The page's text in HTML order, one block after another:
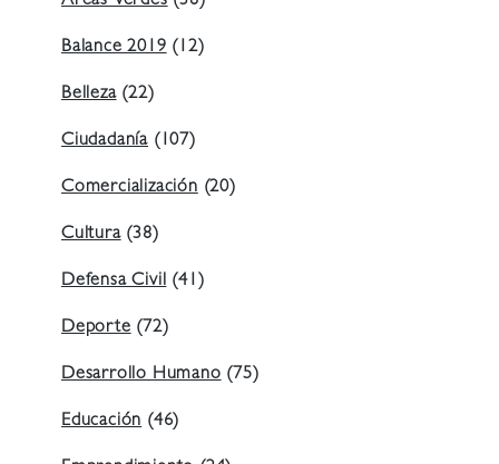
Balance 2019 (12)
Belleza(22)
Ciudadanía (107)
Comercialización (20)
Cultura(38)
Defensa Civil (41)
Deporte (72)
Desarrollo Humano (75)
Educación (46)